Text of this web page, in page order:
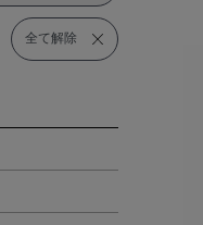
全て解除